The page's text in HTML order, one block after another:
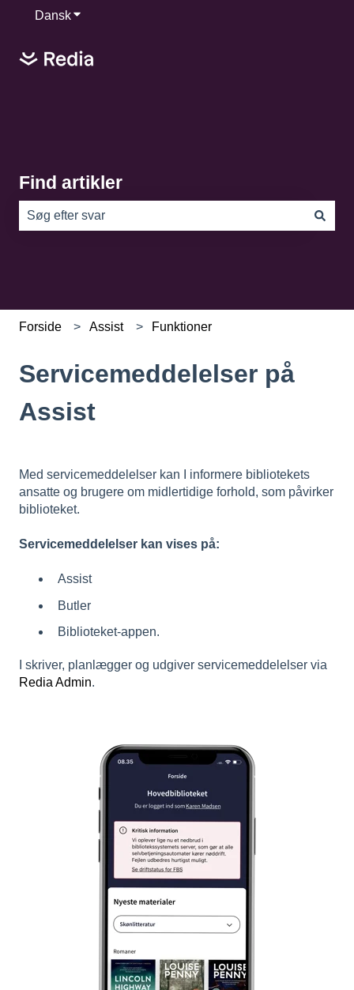
DanskVis undermenu for oversættelser
Find artikler
Forside Assist Funktioner
Servicemeddelelser på
Assist
Med servicemeddelelser kan I informere bibliotekets
ansatte og brugere om midlertidige forhold, som påvirker
biblioteket.
Servicemeddelelser kan vises på:
Assist
Butler
Biblioteket-appen.
I skriver, planlægger og udgiver servicemeddelelser via
Redia Admin.